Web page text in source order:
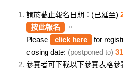
請於截止報名日期：(已延至)
按此報名
。
Please
click here
for
closing date: (postponed to)
參賽者可下載以下參賽表格參